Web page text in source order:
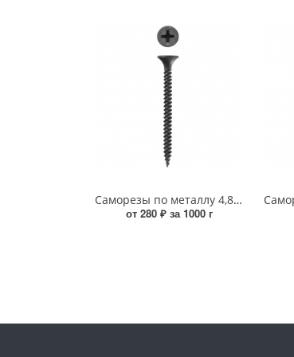
Саморезы по металлу 4,8*150 (кг) УТ000018780
от 280 ₽ за 1000 г